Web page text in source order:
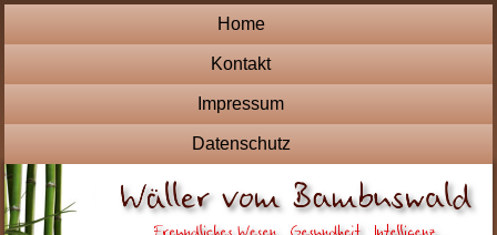
Home
Kontakt
Impressum
Datenschutz